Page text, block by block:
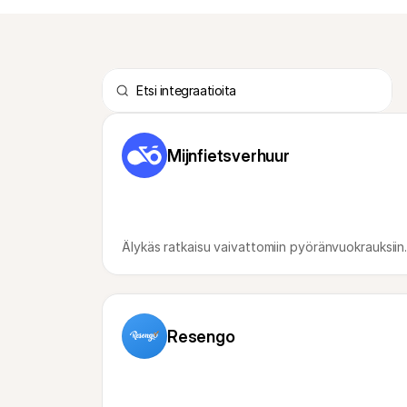
Mijnfietsverhuur
Älykäs ratkaisu vaivattomiin pyöränvuokrauksiin.
Resengo